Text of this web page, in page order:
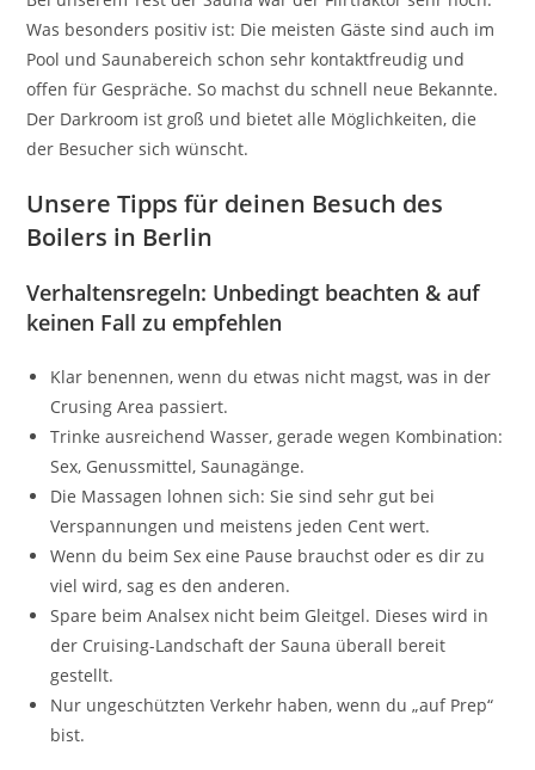
Was besonders positiv ist: Die meisten Gäste sind auch im
Pool und Saunabereich schon sehr kontaktfreudig und
offen für Gespräche. So machst du schnell neue Bekannte.
Der Darkroom ist groß und bietet alle Möglichkeiten, die
der Besucher sich wünscht.
Unsere Tipps für deinen Besuch des
Boilers in Berlin
Verhaltensregeln: Unbedingt beachten & auf
keinen Fall zu empfehlen
Klar benennen, wenn du etwas nicht magst, was in der
Crusing Area passiert.
Trinke ausreichend Wasser, gerade wegen Kombination:
Sex, Genussmittel, Saunagänge.
Die Massagen lohnen sich: Sie sind sehr gut bei
Verspannungen und meistens jeden Cent wert.
Wenn du beim Sex eine Pause brauchst oder es dir zu
viel wird, sag es den anderen.
Spare beim Analsex nicht beim Gleitgel. Dieses wird in
der Cruising-Landschaft der Sauna überall bereit
gestellt.
Nur ungeschützten Verkehr haben, wenn du „auf Prep“
bist.